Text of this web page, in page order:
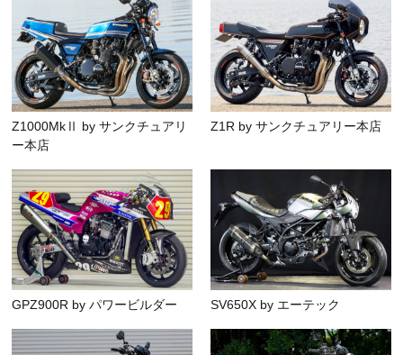
Z1000MkⅡ by サンクチュアリ
ー本店
Z1R by サンクチュアリー本店
GPZ900R by パワービルダー SV650X by エーテック